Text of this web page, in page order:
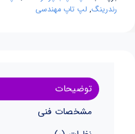
رندرینگ, لپ تاپ مهندسی
توضیحات
مشخصات فنی